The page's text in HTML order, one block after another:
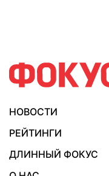
НОВОСТИ
РЕЙТИНГИ
ДЛИННЫЙ ФОКУС